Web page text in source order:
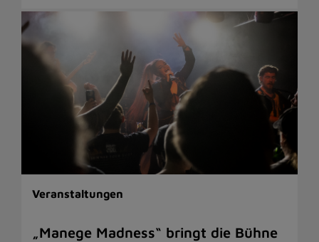
Veranstaltungen
„Manege Madness“ bringt die Bühne